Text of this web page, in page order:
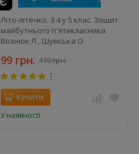
Літо-літечко. 3 4 у 5 клас. Зошит
майбутнього п'ятикласника.
Вознюк Л., Шумська О
99 грн. 110 грн.
1
Купити
У наявності